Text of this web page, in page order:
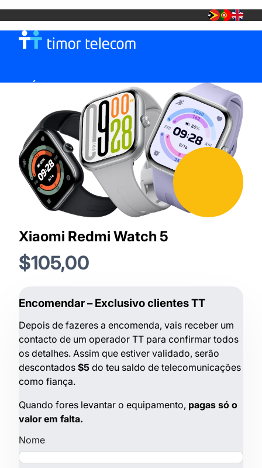
MÓVEL
TT FIBRA +
LOJA TT
Xiaomi Redmi Watch 5
$105,00
Encomendar – Exclusivo clientes TT
Depois de fazeres a encomenda, vais receber um
contacto de um operador TT para confirmar todos
os detalhes. Assim que estiver validado, serão
descontados $5 do teu saldo de telecomunicações
como fiança.
Quando fores levantar o equipamento, pagas só o
valor em falta.
Nome